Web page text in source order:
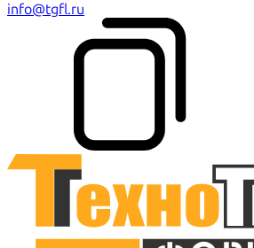
info@tgfl.ru